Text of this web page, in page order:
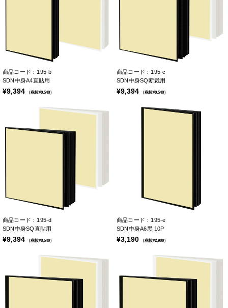
商品コード：195-b
SDN中身A4直貼用
¥9,394 （税抜¥8,540）
商品コード：195-c
SDN中身SQ断裁用
¥9,394 （税抜¥8,540）
商品コード：195-d
SDN中身SQ直貼用
¥9,394 （税抜¥8,540）
商品コード：195-e
SDN中身A6黒 10P
¥3,190 （税抜¥2,900）